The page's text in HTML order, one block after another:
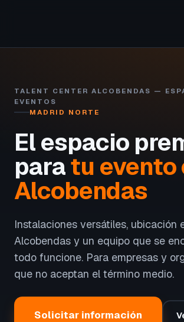
TALENT CENTER ALCOBENDAS —
EVENTOS
MADRID NORTE
El espacio
paratu evento
Alcobendas
Instalaciones versátiles, ubicación
Alcobendas y un equipo que se
todo funcione. Para empresas y
que no aceptan el término medio.
Solicitar información